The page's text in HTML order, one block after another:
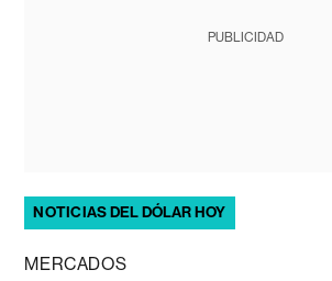
PUBLICIDAD
NOTICIAS DEL DÓLAR HOY
MERCADOS